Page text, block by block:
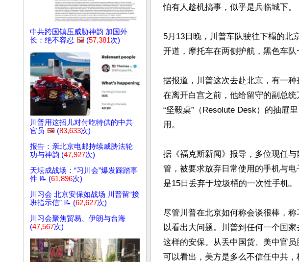
中共跨国镇压威胁神韵 加国外
长：绝不容忍 🖼️ (57,381次)
川普用这招儿对付吃特供的中共
官员 🖼️ (83,633次)
报告：亲北京电邮持续威胁法轮
功与神韵 (47,927次)
天坛成战场：“习川会”爆发踩踏事
件 📝 (61,896次)
川习会 北京安保如战场 川普留“接
班指示信” 📝 (62,627次)
川习会聚焦贸易、伊朗与台海
(47,567次)
怕有人趁机搞事，似乎是兵临城下。
5月13日晚，川普车队驶往下榻的北
开道，摩托车在两侧护航，黑色车
据报道，川普这次去赴北京，有一
在离开白宫之前，他给留守的副总
“坚毅桌”（Resolute Desk）的抽屉
用。
据《福克斯新闻》报导，多位现任
管，被要求放弃日常使用的手机与
是15日丢弃于垃圾桶的一次性手机。
尽管川普在北京如何称会谈很棒，
以看出大问题。川普到任何一个国
这样的安保。从丢中国货、美中官
可以看出，美方是多么不信任中共，